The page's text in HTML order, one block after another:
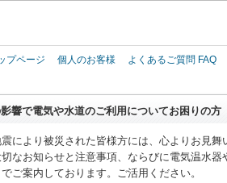
プページ 個人のお客様 よくあるご質問 FAQ
響で電気や水道のご利用についてお困りの方
により被災された皆様方には、心よりお見舞
なお知らせと注意事項、ならびに電気温水
ご案内しております。ご活用ください。